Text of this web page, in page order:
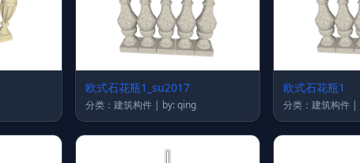
欧式石花瓶1_su2017
分类：建筑构件 | by: qing
欧式石花瓶1